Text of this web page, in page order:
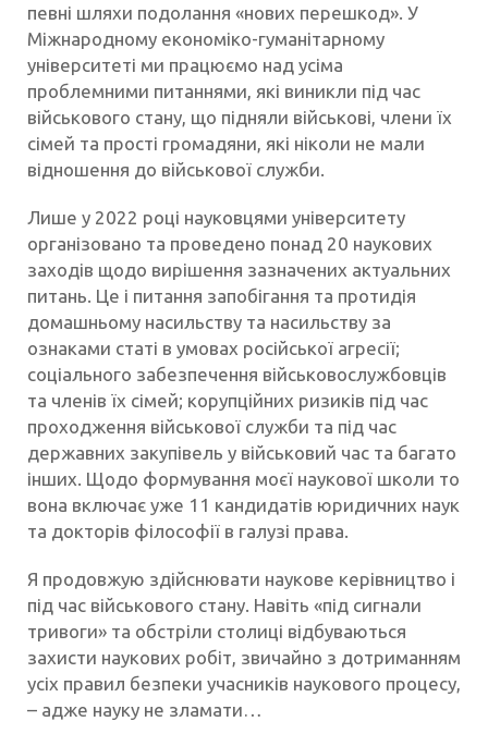
певні шляхи подолання «нових перешкод». У
Міжнародному економіко-гуманітарному
університеті ми працюємо над усіма
проблемними питаннями, які виникли під час
військового стану, що підняли військові, члени їх
сімей та прості громадяни, які ніколи не мали
відношення до військової служби.
Лише у 2022 році науковцями університету
організовано та проведено понад 20 наукових
заходів щодо вирішення зазначених актуальних
питань. Це і питання запобігання та протидія
домашньому насильству та насильству за
ознаками статі в умовах російської агресії;
соціального забезпечення військовослужбовців
та членів їх сімей; корупційних ризиків під час
проходження військової служби та під час
державних закупівель у військовий час та багато
інших. Щодо формування моєї наукової школи то
вона включає уже 11 кандидатів юридичних наук
та докторів філософії в галузі права.
Я продовжую здійснювати наукове керівництво і
під час військового стану. Навіть «під сигнали
тривоги» та обстріли столиці відбуваються
захисти наукових робіт, звичайно з дотриманням
усіх правил безпеки учасників наукового процесу,
– адже науку не зламати…